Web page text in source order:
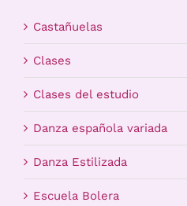
Carrito
Castañuelas
Clases
Clases del estudio
Danza española variada
Danza Estilizada
Escuela Bolera